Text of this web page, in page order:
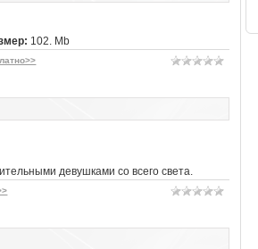
102. Mb
девушками со всего света.